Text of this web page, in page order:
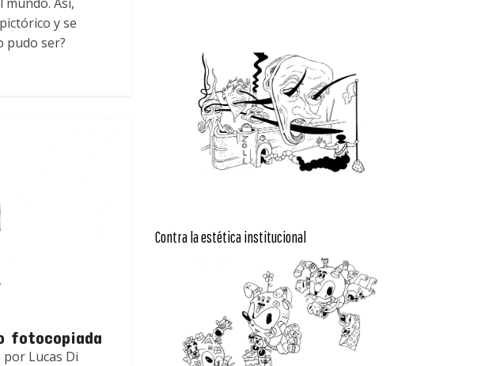
y se
pudo ser?
fotocopiada
Lucas Di
Contra la estética institucional